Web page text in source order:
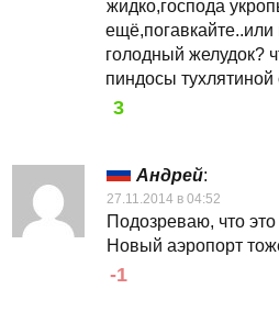
жидко,господа
ещё,погавкайте..или
голодный желудок?
пиндосы
3
Андрей:
27.11.2014 в 04:52
Подозреваю, что это
Новый аэропорт
-1